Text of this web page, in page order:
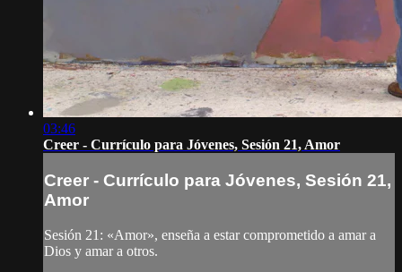
03:46
Creer - Currículo para Jóvenes, Sesión 21, Amor
Creer - Currículo para Jóvenes, Sesión 21,
Amor
Sesión 21: «Amor», enseña a estar comprometido a amar a
Dios y amar a otros.